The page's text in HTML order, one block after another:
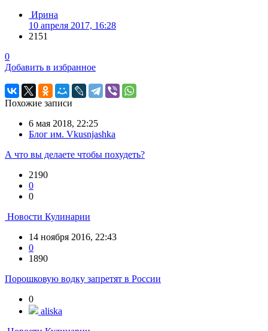
Ирина
10 апреля 2017, 16:28
2151
0
Добавить в избранное
Похожие записи
6 мая 2018, 22:25
Блог им. Vkusnjashka
А что вы делаете чтобы похудеть?
2190
0
0
Новости Кулинарии
14 ноября 2016, 22:43
0
1890
Порошковую водку запретят в России
0
aliska